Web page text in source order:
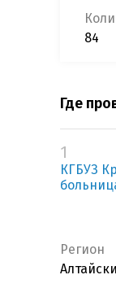
84
Где
1
КГБУЗ
Регион